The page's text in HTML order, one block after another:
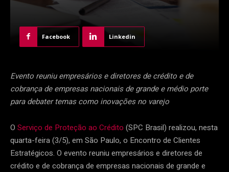
Facebook Linkedin
Evento reuniu empresários e diretores de crédito e de
cobrança de empresas nacionais de grande e médio porte
para debater temas como inovações no varejo
O Serviço de Proteção ao Crédito (SPC Brasil) realizou, nesta
quarta-feira (3/5), em São Paulo, o Encontro de Clientes
Estratégicos. O evento reuniu empresários e diretores de
crédito e de cobrança de empresas nacionais de grande e